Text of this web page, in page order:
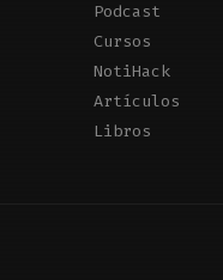
Podcast
Cursos
NotiHack
Artículos
Libros